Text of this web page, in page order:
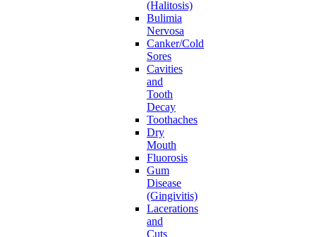
(Halitosis)
Bulimia
Nervosa
Canker/Cold
Sores
Cavities
and
Tooth
Decay
Toothaches
Dry
Mouth
Fluorosis
Gum
Disease
(Gingivitis)
Lacerations
and
Cuts